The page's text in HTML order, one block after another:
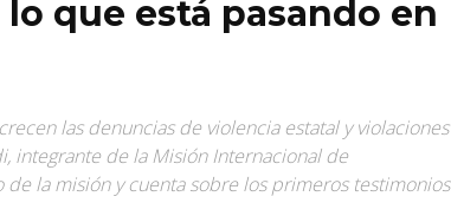
que está pasando en
las denuncias de violencia estatal y violaciones
integrante de la Misión Internacional de
la misión y cuenta sobre los primeros testimonios